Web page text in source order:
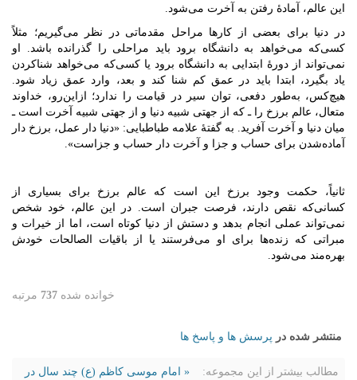
این عالم، آمادۀ رفتن به آخرت می‌شود.
در دنیا برای بعضی از کارها مراحل مقدماتی در نظر می‌گیریم؛ مثلاً
کسی‌که می‌خواهد به دانشگاه برود باید مراحلی را گذرانده باشد. او
نمی‌تواند از دورۀ ابتدایی به دانشگاه برود یا کسی‌که می‌خواهد شناکردن
یاد بگیرد، ابتدا باید در عمق کم شنا کند و بعد، وارد عمق زیاد شود.
هیچ‌کس، به‌طور دفعی، توان سیر در قیامت را ندارد؛ ازاین‌رو، خداوند
متعال، عالم برزخ را ـ که از جهتی شبیه دنیا و از جهتی شبیه آخرت است ـ
میان دنیا و آخرت آفرید. به گفتۀ علامه طباطبایی: «دنیا دار عمل، برزخ‏ دار
آماده‌شدن برای حساب‏ و جزا و آخرت دار حساب و جزاست».
ثانیاً، حکمت وجود برزخ این است که عالم برزخ برای بسیاری از
کسانی‌که نقص دارند، فرصت جبران است. در این عالم، خود شخص
نمی‌تواند عملی انجام بدهد و دستش از دنیا کوتاه است، اما از خیرات و
مبراتی که زنده‌ها برای او می‌فرستند یا از باقیات الصالحات خودش
بهره‌مند می‌شود.
خوانده شده 737 مرتبه
منتشر شده در پرسش ها و پاسخ ها
مطالب بیشتر از این مجموعه:
« امام موسی کاظم (ع) چند سال در